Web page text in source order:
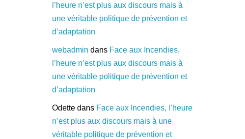
l’heure n’est plus aux discours mais à
une véritable politique de prévention et
d’adaptation
webadmin dans Face aux Incendies,
l’heure n’est plus aux discours mais à
une véritable politique de prévention et
d’adaptation
Odette dans Face aux Incendies, l’heure
n’est plus aux discours mais à une
véritable politique de prévention et